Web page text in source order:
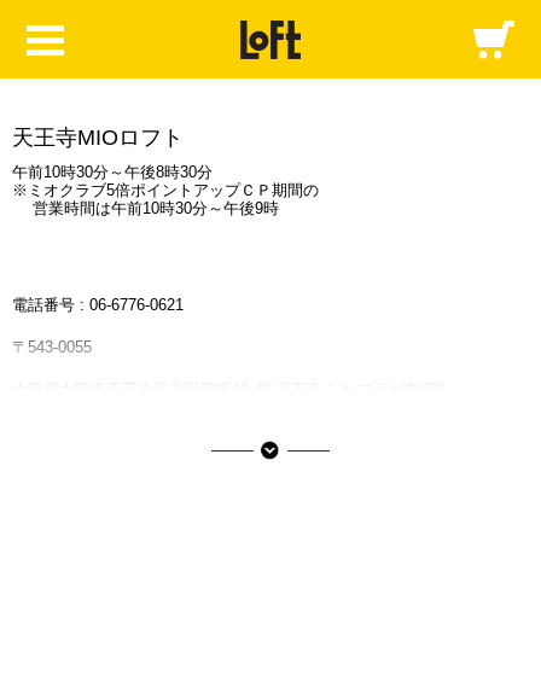
天王寺MIOロフト
午前10時30分～午後8時30分
※ミオクラブ5倍ポイントアップＣＰ期間の
営業時間は午前10時30分～午後9時
電話番号 : 06-6776-0621
〒543-0055
「大阪阿部野橋駅」 天王寺口出口より徒歩5分